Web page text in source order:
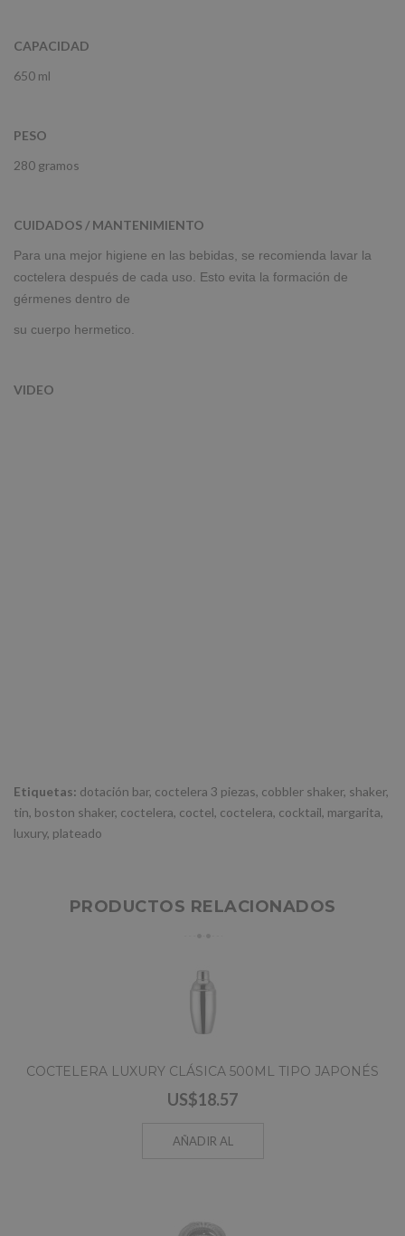
CAPACIDAD
650 ml
PESO
280 gramos
CUIDADOS / MANTENIMIENTO
Para una mejor higiene en las bebidas, se recomienda lavar la
coctelera después de cada uso. Esto evita la formación de
gérmenes dentro de
su cuerpo hermetico.
VIDEO
Etiquetas: dotación bar, coctelera 3 piezas, cobbler shaker, shaker,
tin, boston shaker, coctelera, coctel, coctelera, cocktail, margarita,
luxury, plateado
PRODUCTOS RELACIONADOS
COCTELERA LUXURY CLÁSICA 500ML TIPO JAPONÉS
US$18.57
AÑADIR AL